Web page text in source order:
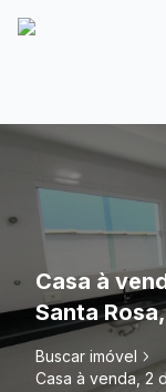
Casa à
Santa
Buscar imóvel
Casa à venda, 2